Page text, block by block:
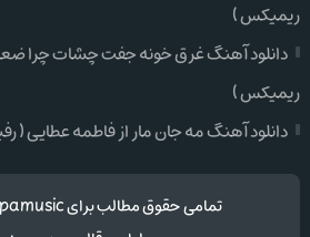
ریمیکس )
دانلود آهنگ غرق خونه جفت چشات چرا
ریمیکس )
دانلود آهنگ مه جان مار از فاطمه عطایی (
تمامی حقوق مطالب برای apamusic محفوظ است